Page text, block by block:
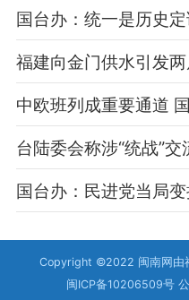
Copyright ©2022 闽南网由
闽ICP备10206509号